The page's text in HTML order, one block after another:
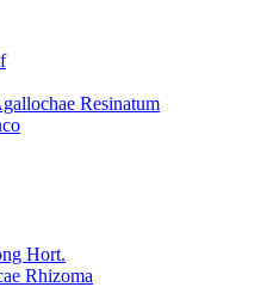
Resinatum
Hort.
Rhizoma